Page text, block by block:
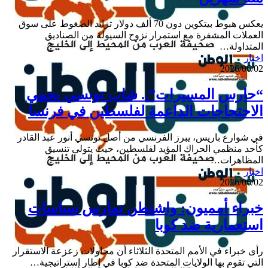
الأولى
منذ
شهرين
يعكس هبوط بيتكوين دون 70 ألف دولار تزايد الضغوط على سوق
العملات المشفرة مع استمرار نزوح السيولة من الصناديق
المتداولة…
“حارس
المسيرات”..
شاب
تونسي
يحمي
الاحتجاجات
الداعمة
لفلسطين
في
فرنسا
اخبار
2026/06/02
“حارس المسيرات”.. شاب تونسي يحمي
الاحتجاجات الداعمة لفلسطين في فرنسا
في شوارع باريس، يبرز الفرنسي من أصل تونسي أنور عبد القادر
كأحد منظمي الحراك المؤيد لفلسطين، حيث يتولى تنسيق
المظاهرات…
خبراء
أمميون:
واشنطن
تمارس
سياسات
استعمارية
كوبا
اخبار
2026/06/02
خبراء أمميون: واشنطن تمارس سياسات
استعمارية ضد كوبا
رأى خبراء في الأمم المتحدة الثلاثاء أن محاولات زعزعة الاستقرار
التي تقوم بها الولايات المتحدة ضد كوبا في إطار إستراتيجية…